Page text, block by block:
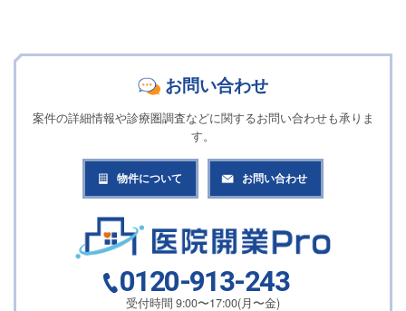
お問い合わせ
案件の詳細情報や診療圏調査などに関するお問い合わせも承りま
す。
物件について お問い合わせ
0120-913-243
受付時間 9:00〜17:00(月〜金)